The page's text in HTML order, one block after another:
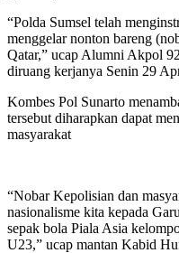
“Polda Sumsel telah
menggelar nonton bareng
Qatar,” ucap Alumni Akpol
diruang kerjanya Senin 29
Kombes Pol Sunarto
tersebut diharapkan dapat
masyarakat
“Nobar Kepolisian dan
nasionalisme kita kepada
sepak bola Piala Asia
U23,” ucap mantan Kabid